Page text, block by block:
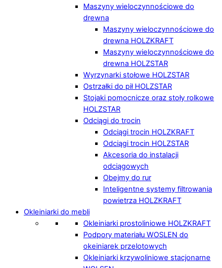
Maszyny wieloczynnościowe do
drewna
Maszyny wieloczynnościowe do
drewna HOLZKRAFT
Maszyny wieloczynnościowe do
drewna HOLZSTAR
Wyrzynarki stołowe HOLZSTAR
Ostrzałki do pił HOLZSTAR
Stojaki pomocnicze oraz stoły rolkowe
HOLZSTAR
Odciągi do trocin
Odciągi trocin HOLZKRAFT
Odciągi trocin HOLZSTAR
Akcesoria do instalacji
odciągowych
Obejmy do rur
Inteligentne systemy filtrowania
powietrza HOLZKRAFT
Okleiniarki do mebli
Okleiniarki prostoliniowe HOLZKRAFT
Podpory materiału WOSLEN do
okeiniarek przelotowych
Okleiniarki krzywoliniowe stacjonarne